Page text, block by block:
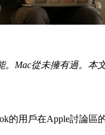
。Mac從未擁有過。本
的用戶在Apple討論區